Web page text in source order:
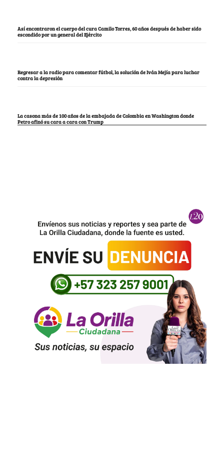
Así encontraron el cuerpo del cura Camilo Torres, 60 años después de haber sido
escondido por un general del Ejército
Regresar a la radio para comentar fútbol, la solución de Iván Mejía para luchar
contra la depresión
La casona más de 100 años de la embajada de Colombia en Washington donde
Petro afinó su cara a cara con Trump